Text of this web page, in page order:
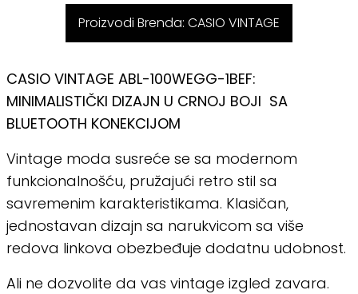
Proizvodi Brenda: CASIO VINTAGE
CASIO VINTAGE ABL-100WEGG-1BEF:
MINIMALISTIČKI DIZAJN U CRNOJ BOJI SA
BLUETOOTH KONEKCIJOM
Vintage moda susreće se sa modernom
funkcionalnošću, pružajući retro stil sa
savremenim karakteristikama. Klasičan,
jednostavan dizajn sa narukvicom sa više
redova linkova obezbeđuje dodatnu udobnost.
Ali ne dozvolite da vas vintage izgled zavara.